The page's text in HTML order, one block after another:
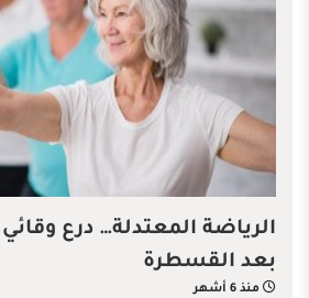
الرياضة المعتدلة… درع
بعد القسطرة
منذ 6 أشهر